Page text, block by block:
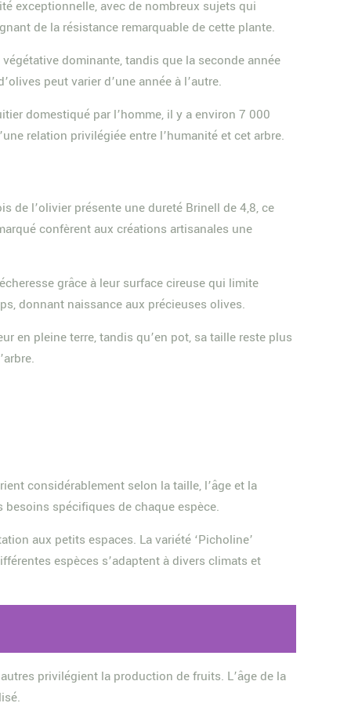
exceptionnelle, avec de nombreux sujets qui
de la résistance remarquable de cette plante.
dominante, tandis que la seconde année
peut varier d’une année à l’autre.
domestiqué par l’homme, il y a environ 7 000
relation privilégiée entre l’humanité et cet arbre.
de l’olivier présente une dureté Brinell de 4,8, ce
confèrent aux créations artisanales une
grâce à leur surface cireuse qui limite
donnant naissance aux précieuses olives.
en pleine terre, tandis qu’en pot, sa taille reste plus
considérablement selon la taille, l’âge et la
spécifiques de chaque espèce.
aux petits espaces. La variété ‘Picholine’
espèces s’adaptent à divers climats et
privilégient la production de fruits. L’âge de la